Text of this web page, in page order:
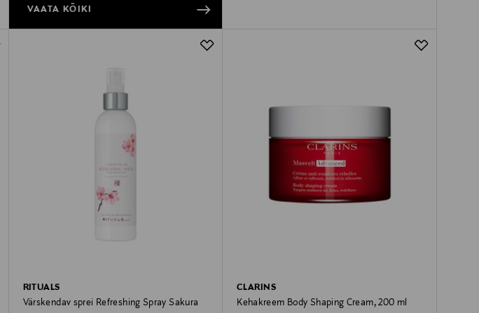
VAATA KÕIKI
RITUALS
Värskendav sprei Refreshing Spray Sakura
CLARINS
Kehakreem Body Shaping Cream, 200 ml